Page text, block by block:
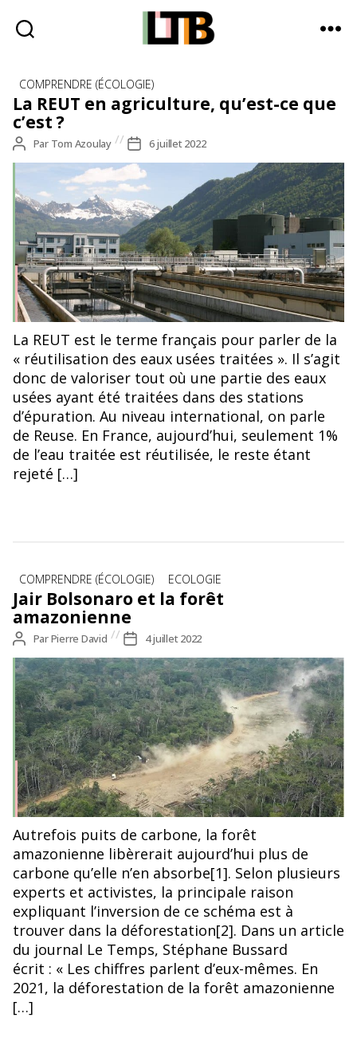
Bag
-
d'information
quotidienne
Catégories
COMPRENDRE (ÉCOLOGIE)
La REUT en agriculture, qu’est-ce que
c’est ?
Auteur
de
Par Tom Azoulay
Date
de
l’article
6 juillet 2022
La REUT est le terme français pour parler de la
« réutilisation des eaux usées traitées ». Il s’agit
donc de valoriser tout où une partie des eaux
usées ayant été traitées dans des stations
d’épuration. Au niveau international, on parle
de Reuse. En France, aujourd’hui, seulement 1%
de l’eau traitée est réutilisée, le reste étant
rejeté […]
Catégories
COMPRENDRE (ÉCOLOGIE) ECOLOGIE
Jair Bolsonaro et la forêt
amazonienne
Auteur
de
l’article
ParPierre David
Date
de
l’article
4 juillet 2022
Autrefois puits de carbone, la forêt
amazonienne libèrerait aujourd’hui plus de
carbone qu’elle n’en absorbe[1]. Selon plusieurs
experts et activistes, la principale raison
expliquant l’inversion de ce schéma est à
trouver dans la déforestation[2]. Dans un article
du journal Le Temps, Stéphane Bussard
écrit : « Les chiffres parlent d’eux-mêmes. En
2021, la déforestation de la forêt amazonienne
[…]